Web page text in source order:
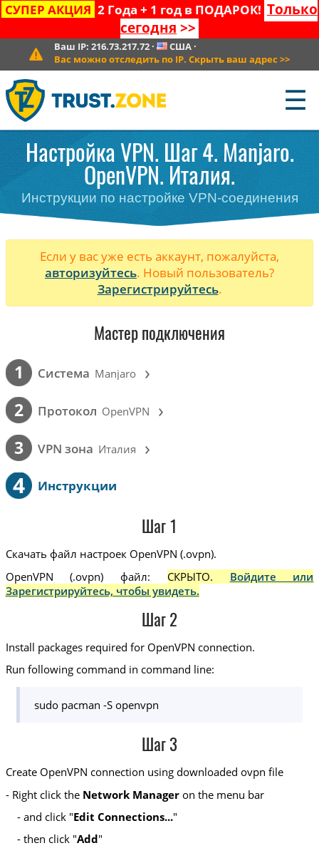
СУПЕР АКЦИЯ 2 Года + 1 год в ПОДАРОК! Только
сегодня >>
Ваш IP: 216.73.217.72· США·
Вас можно отследить по IP. Скрыть ваш адрес >>
☰
Настройка VPN. Шаг 4. Manjaro.
OpenVPN. Италия.
Инструкции по настройке VPN-соединения
Если у вас уже есть аккаунт, пожалуйста,
авторизуйтесь. Новый пользователь?
Зарегистрируйтесь.
Мастер подключения
1 Cистема Manjaro ›
2 Протокол OpenVPN ›
3 VPN зона Италия ›
4 Инструкции
Шаг 1
Скачать файл настроек OpenVPN (.ovpn).
OpenVPN (.ovpn) файл:
СКРЫТО. Войдите или
Зарегистрируйтесь, чтобы увидеть.
Шаг 2
Install packages required for OpenVPN connection.
Run following command in command line:
sudo pacman -S openvpn
Шаг 3
Create OpenVPN connection using downloaded ovpn file
- Right click the Network Manageron the menu bar
- and click "Edit Connections..."
- then click "Add"